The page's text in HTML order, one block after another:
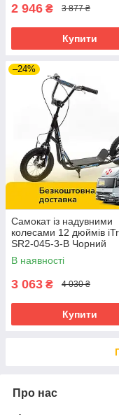
2 946 ₴ 3 877 ₴
Купити
–24%
Самокат із надувними
колесами 12 дюймів
SR2-045-3-B Чорний
В наявності
3 063 ₴ 4 030 ₴
Купити
Про нас